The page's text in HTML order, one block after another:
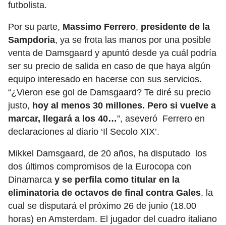
futbolista.
Por su parte, Massimo Ferrero, presidente de la
Sampdoria, ya se frota las manos por una posible
venta de Damsgaard y apuntó desde ya cuál podría
ser su precio de salida en caso de que haya algún
equipo interesado en hacerse con sus servicios.
“¿Vieron ese gol de Damsgaard? Te diré su precio
justo, hoy al menos 30 millones. Pero si vuelve a
marcar, llegará a los 40…”, aseveró Ferrero en
declaraciones al diario ‘Il Secolo XIX’.
Mikkel Damsgaard, de 20 años, ha disputado los
dos últimos compromisos de la Eurocopa con
Dinamarca y se perfila como titular en la
eliminatoria de octavos de final contra Gales, la
cual se disputará el próximo 26 de junio (18.00
horas) en Amsterdam. El jugador del cuadro italiano